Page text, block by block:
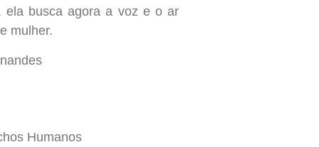
ela busca agora a voz e o ar
mulher.
Humanos